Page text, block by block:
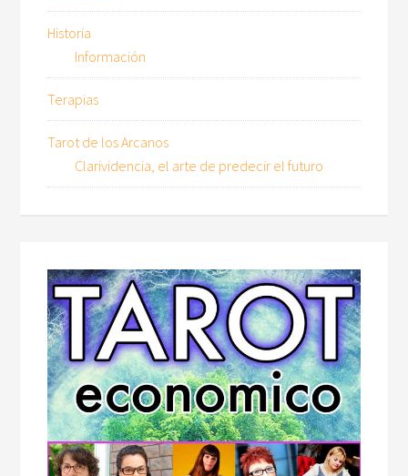
Historia
Información
Terapias
Tarot de los Arcanos
Clarividencia, el arte de predecir el futuro